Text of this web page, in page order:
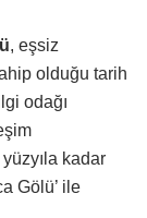
, eşsiz
olduğu tarih
odağı
kadar
Gölü’ ile